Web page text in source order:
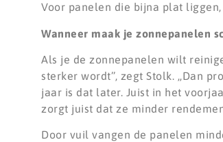
Voor panelen die bijna plat
Wanneer maak je zonnepanelen
Als je de zonnepanelen wilt
sterker wordt’’, zegt Stolk. ,,Dan
jaar is dat later. Juist in het
zorgt juist dat ze minder
Door vuil vangen de panelen